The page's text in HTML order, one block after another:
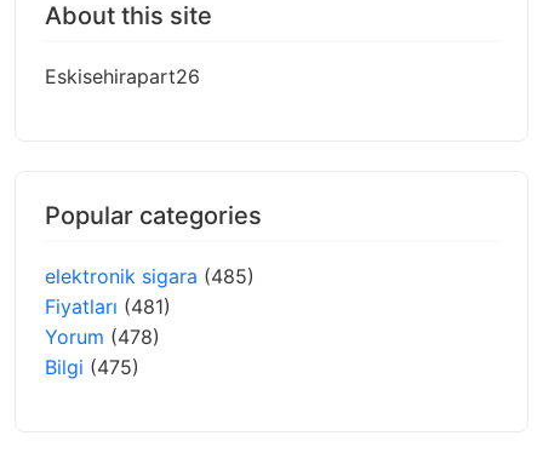
About this site
Eskisehirapart26
Popular categories
elektronik sigara (485)
Fiyatları (481)
Yorum (478)
Bilgi (475)